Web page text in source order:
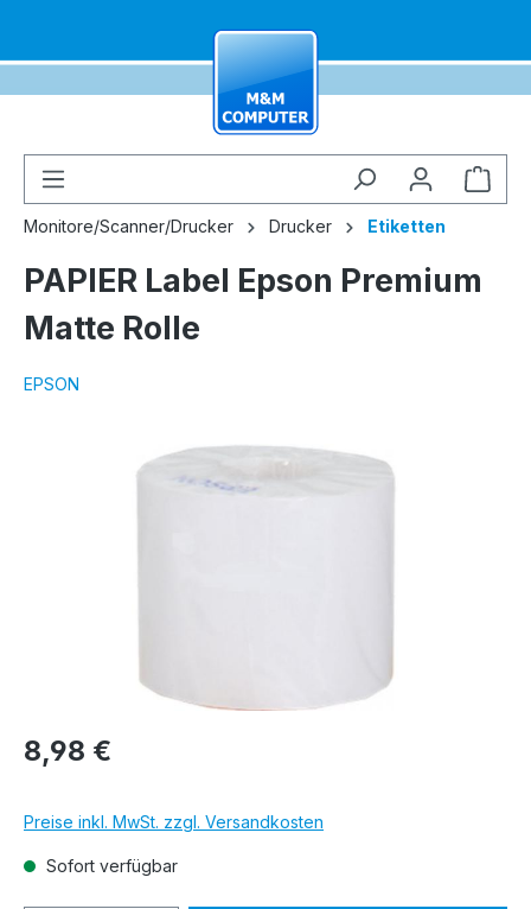
Monitore/Scanner/Drucker Drucker Etiketten
PAPIER Label Epson Premium
Matte Rolle
EPSON
Bildergalerie überspringen
8,98 €
Preise inkl. MwSt. zzgl. Versandkosten
Sofort verfügbar